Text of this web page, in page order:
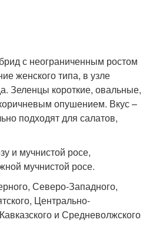
с неограниченным ростом
женского типа, в узле
Зеленцы короткие, овальные,
опушением. Вкус –
подходят для салатов,
и мучнистой росе,
мучнистой росе.
Северо-Западного,
Центрально-
и Средневолжского